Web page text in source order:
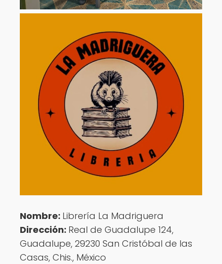
Nombre: Librería La Madriguera
Dirección: Real de Guadalupe 124,
Guadalupe, 29230 San Cristóbal de las
Casas, Chis., México